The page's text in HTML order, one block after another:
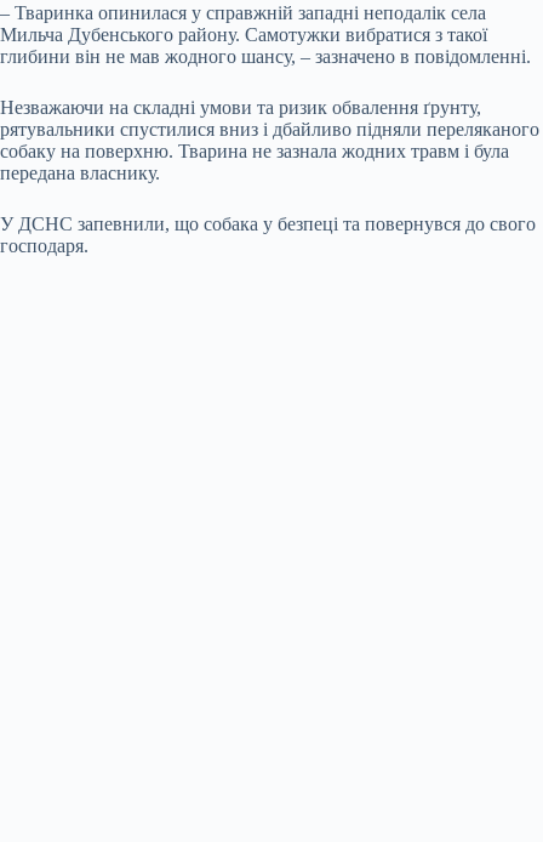
– Тваринка опинилася у справжній западні неподалік села
Мильча Дубенського району. Самотужки вибратися з такої
глибини він не мав жодного шансу, – зазначено в повідомленні.
Незважаючи на складні умови та ризик обвалення ґрунту,
рятувальники спустилися вниз і дбайливо підняли переляканого
собаку на поверхню. Тварина не зазнала жодних травм і була
передана власнику.
У ДСНС запевнили, що собака у безпеці та повернувся до свого
господаря.